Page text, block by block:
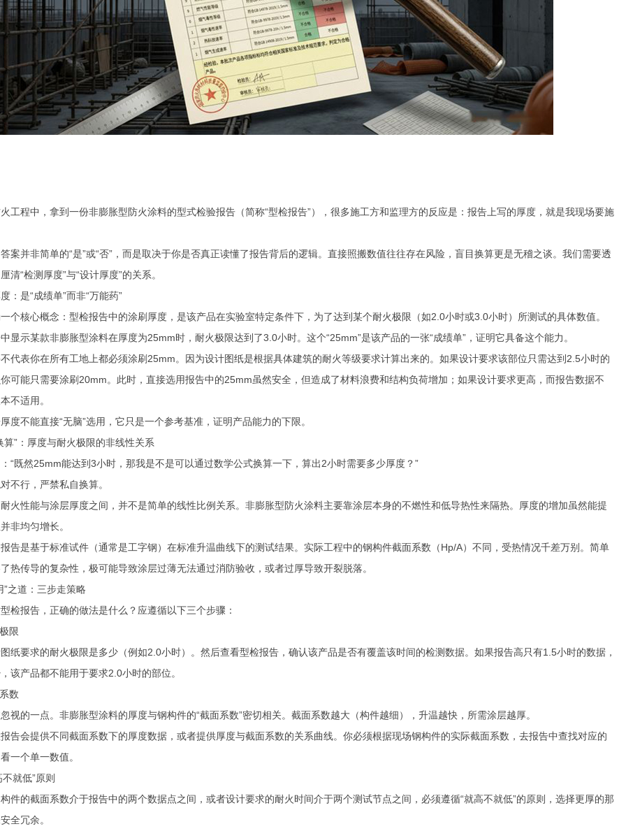
中，拿到一份非膨胀型防火涂料的型式检验报告（简称“型检报告”），很多施工方和监理方的反应是：报告上写的厚度，就是我现场要施
非简单的“是”或“否”，而是取决于你是否真正读懂了报告背后的逻辑。直接照搬数值往往存在风险，盲目换算更是无稽之谈。我们需要透
清“检测厚度”与“设计厚度”的关系。
是“成绩单”而非“万能药”
心概念：型检报告中的涂刷厚度，是该产品在实验室特定条件下，为了达到某个耐火极限（如2.0小时或3.0小时）所测试的具体数值。
某款非膨胀型涂料在厚度为25mm时，耐火极限达到了3.0小时。这个“25mm”是该产品的一张“成绩单”，证明它具备这个能力。
你在所有工地上都必须涂刷25mm。因为设计图纸是根据具体建筑的耐火等级要求计算出来的。如果设计要求该部位只需达到2.5小时的
可能只需要涂刷20mm。此时，直接选用报告中的25mm虽然安全，但造成了材料浪费和结构负荷增加；如果设计要求更高，而报告数据不
不适用。
能直接“无脑”选用，它只是一个参考基准，证明产品能力的下限。
：厚度与耐火极限的非线性关系
然25mm能达到3小时，那我是不是可以通过数学公式换算一下，算出2小时需要多少厚度？”
行，严禁私自换算。
能与涂层厚度之间，并不是简单的线性比例关系。非膨胀型防火涂料主要靠涂层本身的不燃性和低导热性来隔热。厚度的增加虽然能提
非均匀增长。
基于标准试件（通常是工字钢）在标准升温曲线下的测试结果。实际工程中的钢构件截面系数（Hp/A）不同，受热情况千差万别。简单
热传导的复杂性，极可能导致涂层过薄无法通过消防验收，或者过厚导致开裂脱落。
道：三步走策略
报告，正确的做法是什么？应遵循以下三个步骤：
限
求的耐火极限是多少（例如2.0小时）。然后查看型检报告，确认该产品是否有覆盖该时间的检测数据。如果报告高只有1.5小时的数据，
该产品都不能用于要求2.0小时的部位。
数
一点。非膨胀型涂料的厚度与钢构件的“截面系数”密切相关。截面系数越大（构件越细），升温越快，所需涂层越厚。
提供不同截面系数下的厚度数据，或者提供厚度与截面系数的关系曲线。你必须根据现场钢构件的实际截面系数，去报告中查找对应的
一个单一数值。
就低”原则
截面系数介于报告中的两个数据点之间，或者设计要求的耐火时间介于两个测试节点之间，必须遵循“就高不就低”的原则，选择更厚的那
全冗余。